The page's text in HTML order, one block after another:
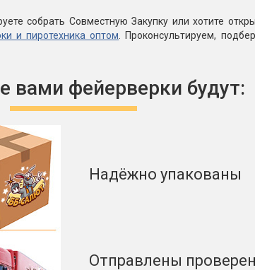
собрать Совместную Закупку или хотите
и пиротехника оптом . Проконсультируем,
вами фейерверки будут:
Надёжно упакованы
Отправлены